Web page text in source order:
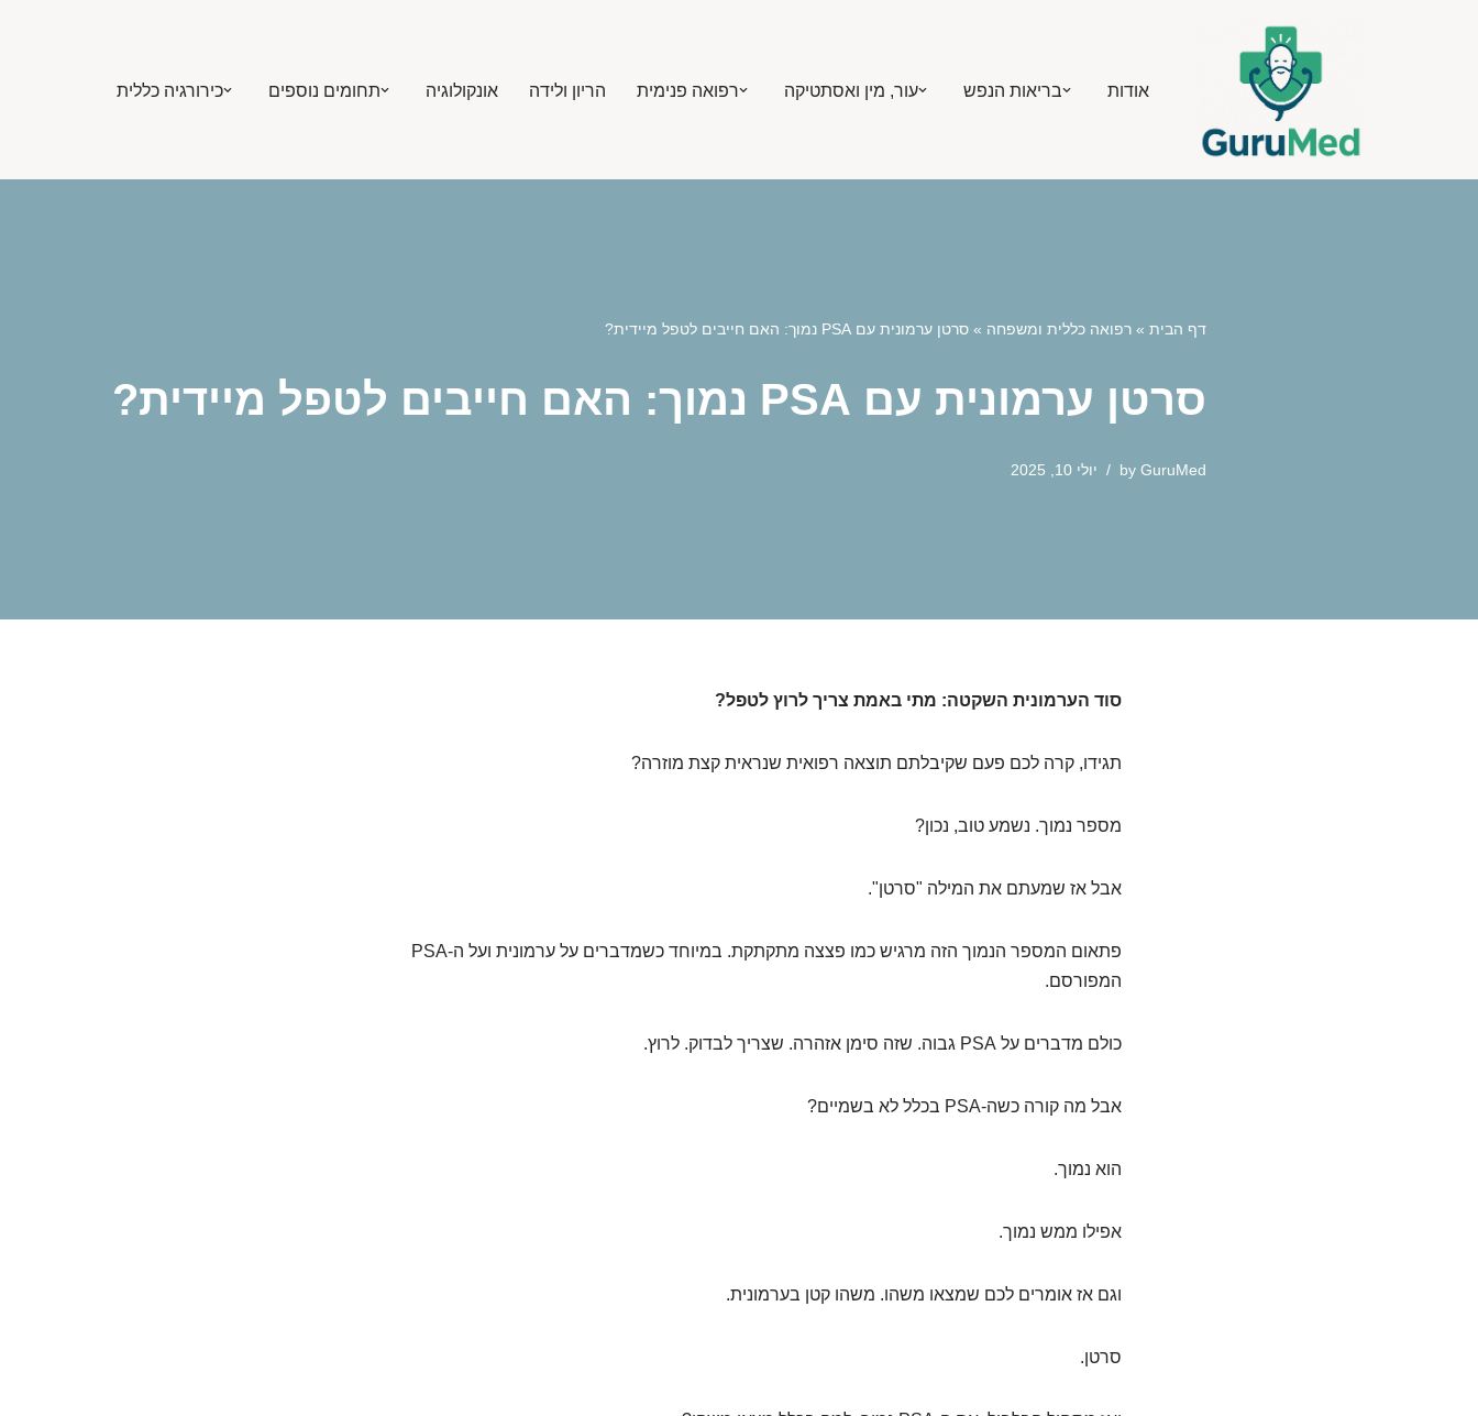
אודות בריאות הנפש עור, מין ואסתטיקה רפואה פנימית הריון ולידה אונקולוגיה תחומים נוספים כירורגיה כללית
דף הבית » רפואה כללית ומשפחה » סרטן ערמונית עם PSA נמוך: האם חייבים לטפל מיידית?
סרטן ערמונית עם PSA נמוך: האם חייבים לטפל מיידית?
by GuruMed יולי 10, 2025
סוד הערמונית השקטה: מתי באמת צריך לרוץ לטפל?
תגידו, קרה לכם פעם שקיבלתם תוצאה רפואית שנראית קצת מוזרה?
מספר נמוך. נשמע טוב, נכון?
אבל אז שמעתם את המילה "סרטן".
פתאום המספר הנמוך הזה מרגיש כמו פצצה מתקתקת. במיוחד כשמדברים על ערמונית ועל ה-PSA
המפורסם.
כולם מדברים על PSA גבוה. שזה סימן אזהרה. שצריך לבדוק. לרוץ.
אבל מה קורה כשה-PSA בכלל לא בשמיים?
הוא נמוך.
אפילו ממש נמוך.
וגם אז אומרים לכם שמצאו משהו. משהו קטן בערמונית.
סרטן.